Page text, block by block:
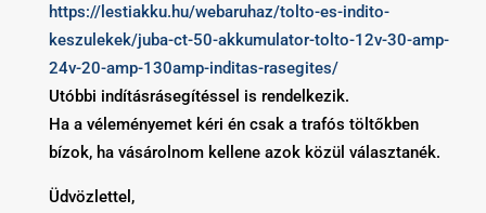
https://lestiakku.hu/webaruhaz/tolto-es-indito-
keszulekek/juba-ct-50-akkumulator-tolto-12v-30-amp-
24v-20-amp-130amp-inditas-rasegites/
Utóbbi indításrásegítéssel is rendelkezik.
Ha a véleményemet kéri én csak a trafós töltőkben
bízok, ha vásárolnom kellene azok közül választanék.
Üdvözlettel,